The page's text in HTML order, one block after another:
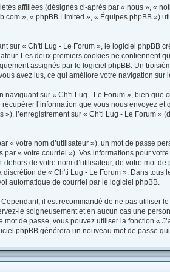
affiliées (désignés ci-après par « nous », «
», « phpBB Limited », « Équipes phpBB »)
sur « Ch'ti Lug - Le Forum », le logiciel phpBB
Les deux premiers cookies ne contiennent
assignés par le logiciel phpBB. Un
avez lus, ce qui améliore votre navigation sur
sur « Ch'ti Lug - Le Forum », bien
l’information que vous nous envoyez
l’enregistrement sur « Ch'ti Lug - Le Forum
« votre nom d’utilisateur »), un mot de passe
« votre courriel »). Vos informations pour
de votre nom d’utilisateur, de votre mot
de « Ch'ti Lug - Le Forum ». Dans
automatique de courriel par le logiciel phpBB.
il est recommandé de ne pas utiliser
le soigneusement et en aucun cas une
de passe, vous pouvez utiliser la fonction «
phpBB générera un nouveau mot de passe